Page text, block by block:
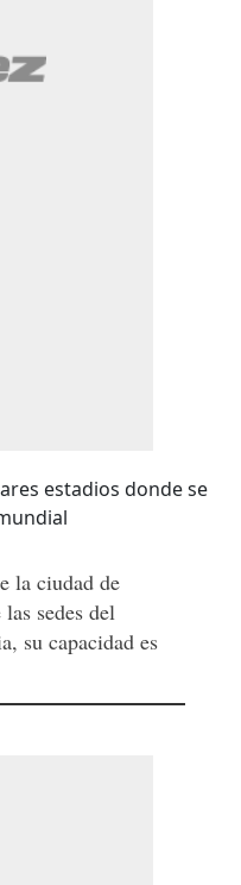
la ciudad de
sedes del
su capacidad es